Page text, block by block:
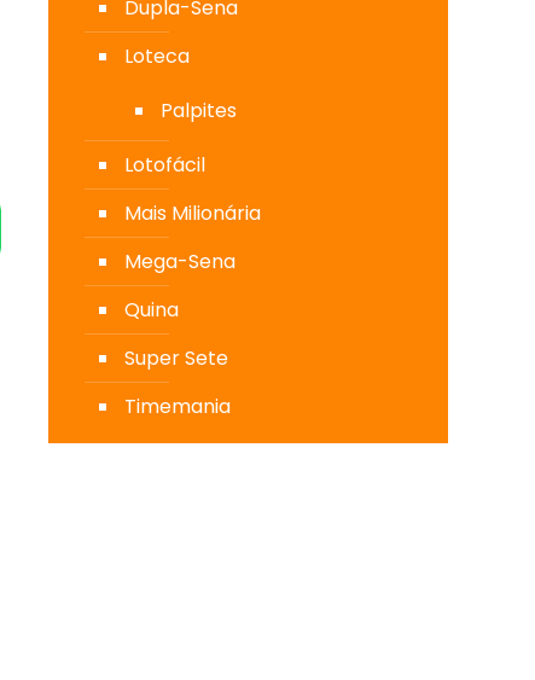
Dupla-Sena
Loteca
Palpites
Lotofácil
Mais Milionária
Mega-Sena
Quina
Super Sete
Timemania